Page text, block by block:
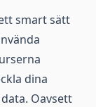
smart sätt
dina
Oavsett